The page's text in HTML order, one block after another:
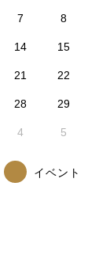
7 8
14 15
21 22
28 29
4 5
イベント